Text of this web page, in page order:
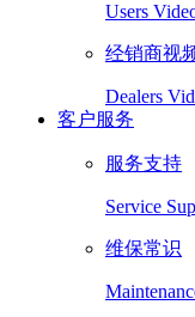
Users
经销商视
Dealers
客户服务
服务支持
Service
维保常识